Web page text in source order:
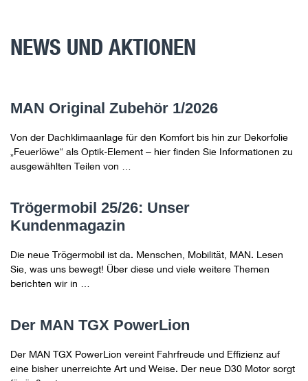
NEWS UND AKTIONEN
MAN Original Zubehör 1/2026
Von der Dachklimaanlage für den Komfort bis hin zur Dekorfolie
„Feuerlöwe“ als Optik-Element – hier finden Sie Informationen zu
ausgewählten Teilen von …
Trögermobil 25/26: Unser
Kundenmagazin
Die neue Trögermobil ist da. Menschen, Mobilität, MAN. Lesen
Sie, was uns bewegt! Über diese und viele weitere Themen
berichten wir in …
Der MAN TGX PowerLion
Der MAN TGX PowerLion vereint Fahrfreude und Effizienz auf
eine bisher unerreichte Art und Weise. Der neue D30 Motor sorgt